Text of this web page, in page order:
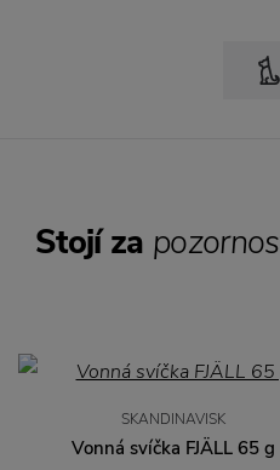
Stojí za
SKANDINAVISK
Vonná svíčka FJÄLL 65 g